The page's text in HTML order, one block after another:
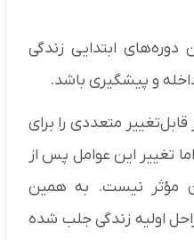
ابتدایی زندگی
و پیشگیری باشد.
متعددی را برای
تغییر این عوامل پس از
مؤثر نیست. به همین
اولیه زندگی جلب شده